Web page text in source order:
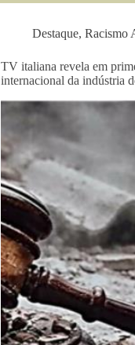
Destaque,Racismo
TV italiana revela em
internacional da indústria